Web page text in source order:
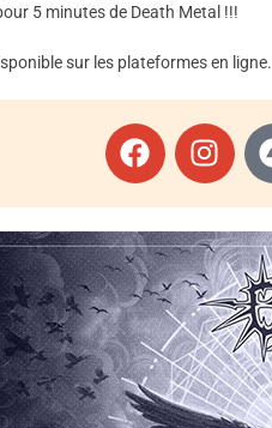
5 minutes de Death Metal !!!
sur les plateformes en ligne.